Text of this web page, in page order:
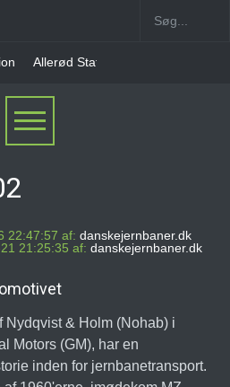
Allerød Station
22:47:57 af: danskejernbaner.dk
21:25:35 af: danskejernbaner.dk
Nydqvist & Holm (Nohab) i
Motors (GM), har en
inden for jernbanetransport.